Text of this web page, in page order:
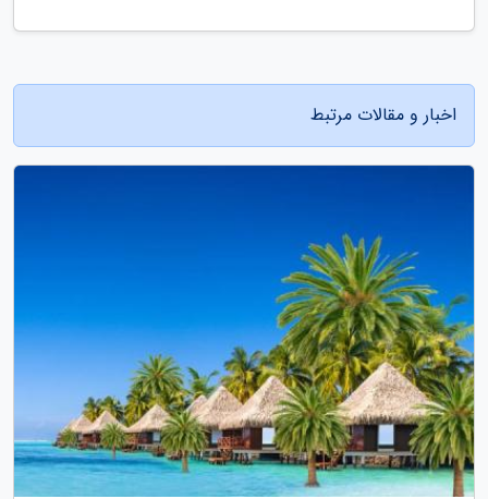
اخبار و مقالات مرتبط